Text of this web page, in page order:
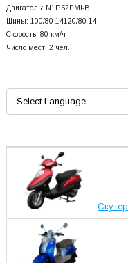
Двигатель: N1P52FMI-B
Шины: 100/80-14120/80-14
Скорость: 80 км/ч
Число мест: 2 чел.
Скутер